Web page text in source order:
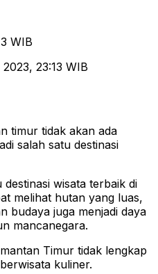
WIB
23:13 WIB
timur tidak akan ada
salah satu destinasi
wisata terbaik di
melihat hutan yang luas,
budaya juga menjadi daya
mancanegara.
Timur tidak lengkap
kuliner.